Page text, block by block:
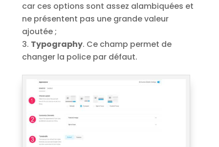
car ces options sont assez alambiquées et
ne présentent pas une grande valeur
ajoutée ;
Typography. Ce champ permet de
changer la police par défaut.